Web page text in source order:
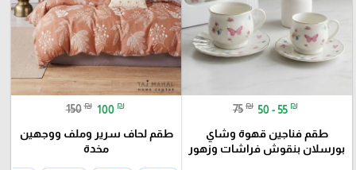
75 ₪ 50 - 55 ₪
طقم فناجين قهوة وشاي
بورسلان بنقوش فراشات وزهور
150 ₪ 100 ₪
طقم لحاف سرير وملف ووجهين
مخدة